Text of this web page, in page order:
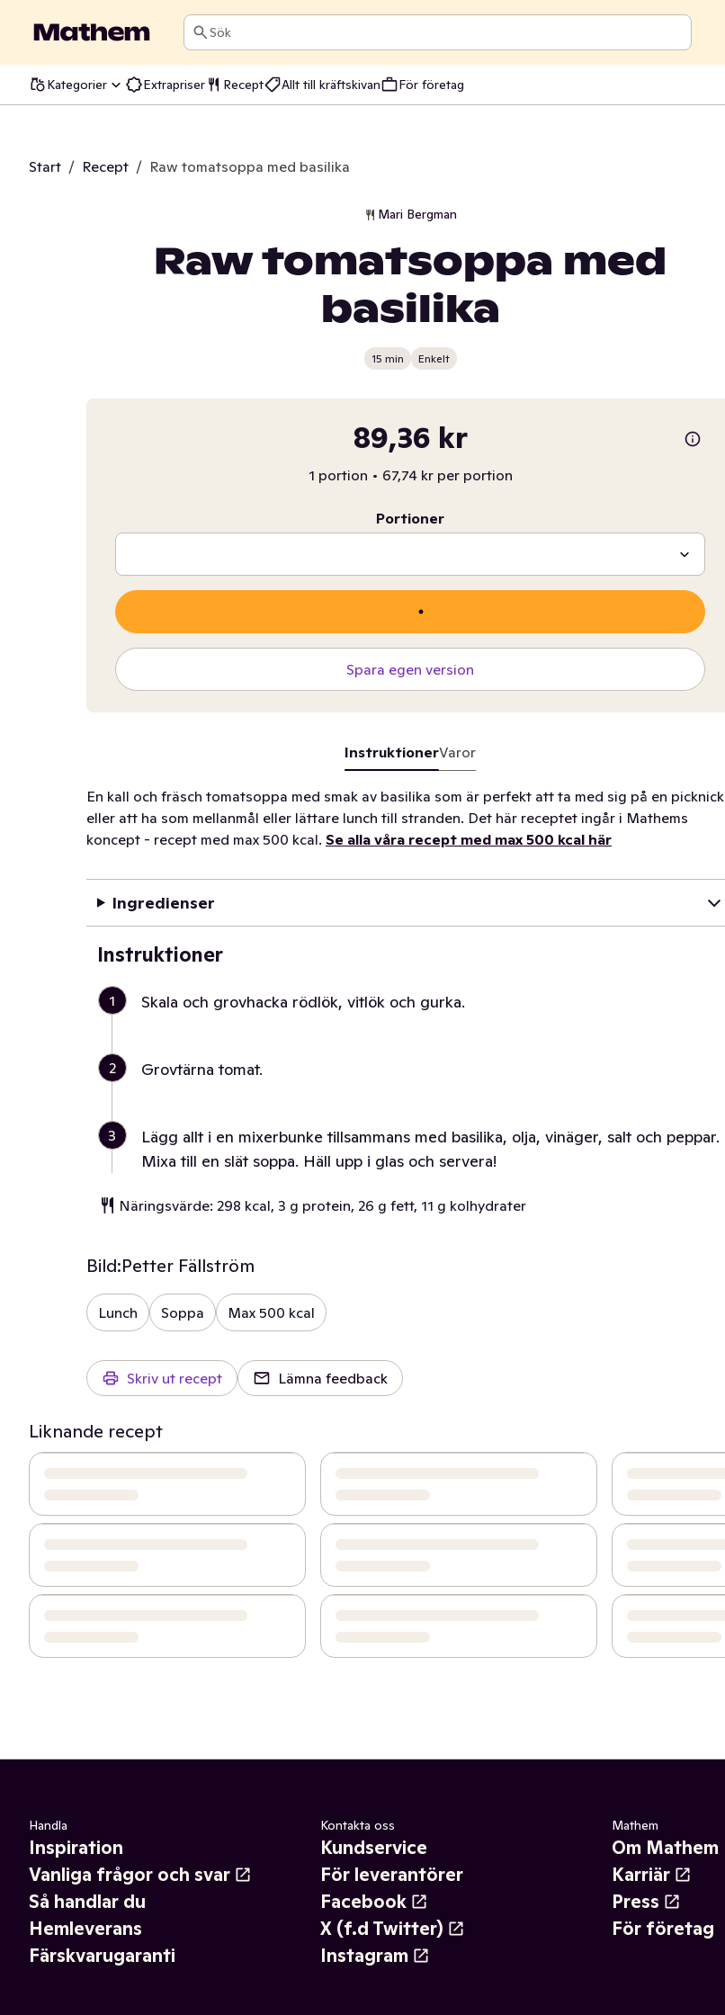
Sök
Kategorier Extrapriser Recept Allt till kräftskivan För företag
Start / Recept / Raw tomatsoppa med basilika
Mari Bergman
Raw tomatsoppa med
basilika
15 min Enkelt
89,36 kr
1 portion • 67,74 kr per portion
Portioner
Spara egen version
InstruktionerVaror
En kall och fräsch tomatsoppa med smak av basilika som är perfekt att ta med sig på en picknick
eller att ha som mellanmål eller lättare lunch till stranden. Det här receptet ingår i Mathems
koncept - recept med max 500 kcal. Se alla våra recept med max 500 kcal här
Ingredienser
Instruktioner
1 Skala och grovhacka rödlök, vitlök och gurka.
2 Grovtärna tomat.
3
Lägg allt i en mixerbunke tillsammans med basilika, olja, vinäger, salt och peppar.
Mixa till en slät soppa. Häll upp i glas och servera!
Näringsvärde: 298 kcal, 3 g protein, 26 g fett, 11 g kolhydrater
Bild:Petter Fällström
Lunch Soppa Max 500 kcal
Skriv ut recept Lämna feedback
Liknande recept
Handla
Inspiration
Vanliga frågor och svar
Så handlar du
Hemleverans
Färskvarugaranti
Kontakta oss
Kundservice
För leverantörer
Facebook
X (f.d Twitter)
Instagram
Mathem
Om Mathem
Karriär
Press
För företag